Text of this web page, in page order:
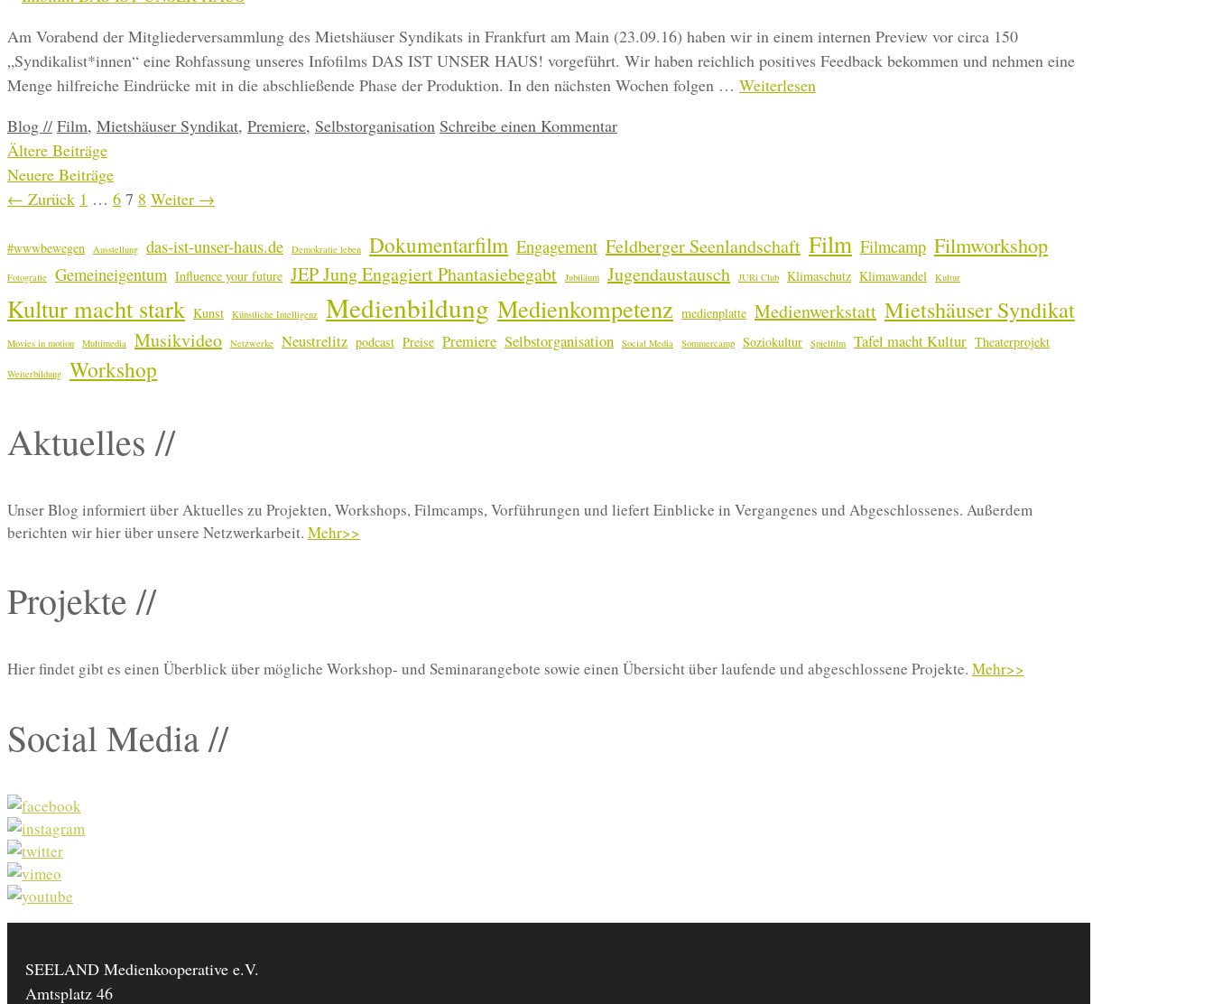
Am Vorabend der Mitgliederversammlung des Mietshäuser Syndikats in Frankfurt am Main (23.09.16) haben wir in einem internen Preview vor circa 150
„Syndikalist*innen“ eine Rohfassung unseres Infofilms DAS IST UNSER HAUS! vorgeführt. Wir haben reichlich positives Feedback bekommen und nehmen eine
Menge hilfreiche Eindrücke mit in die abschließende Phase der Produktion. In den nächsten Wochen folgen … Weiterlesen
Kategorien
Blog // Schlagwörter
Film, Mietshäuser Syndikat, Premiere, Selbstorganisation Schreibe einen Kommentar
Ältere Beiträge
Neuere Beiträge
← Zurück Seite
1 … Seite
6 Seite
7 Seite
8 Weiter →
#wwwbewegen Ausstellung das-ist-unser-haus.de Demokratie leben Dokumentarfilm Engagement Feldberger Seenlandschaft Film Filmcamp Filmworkshop
Fotografie Gemeineigentum Influence your future JEP Jung Engagiert Phantasiebegabt Jubiläum Jugendaustausch JURi Club Klimaschutz Klimawandel Kultur
Kultur macht stark Kunst Künstliche Intelligenz Medienbildung Medienkompetenz medienplatte Medienwerkstatt Mietshäuser Syndikat
Movies in motion Multimedia Musikvideo Netzwerke Neustrelitz podcast Preise Premiere Selbstorganisation Social Media Sommercamp Soziokultur Spielfilm Tafel macht Kultur Theaterprojekt
Weiterbildung Workshop
Aktuelles //
Unser Blog informiert über Aktuelles zu Projekten, Workshops, Filmcamps, Vorführungen und liefert Einblicke in Vergangenes und Abgeschlossenes. Außerdem
berichten wir hier über unsere Netzwerkarbeit. Mehr>>
Projekte //
Hier findet gibt es einen Überblick über mögliche Workshop- und Seminarangebote sowie einen Übersicht über laufende und abgeschlossene Projekte. Mehr>>
Social Media //
SEELAND Medienkooperative e.V.
Amtsplatz 46